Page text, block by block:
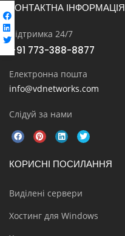
КОНТАКТНА ІНФОРМАЦІЯ
Підтримка 24/7
+91 773-388-8877
Електронна пошта
info@vdnetworks.com
Слідуй за нами
КОРИСНІ ПОСИЛАННЯ
Виділені сервери
Хостинг для Windows